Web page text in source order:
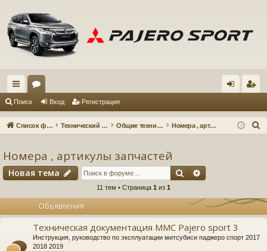
с
ы
и
ум д ис
Поиск Вход Регистрация
Список форумов Технический форум Общие технические вопросы Номера , артикулы запчастей
Номера , артикулы запчастей
Новая тема Поиск
11 тем • Страница 1 из 1
Объявления
Техническая документация MMC Pajero sport 3
Инструкция, руководство по эксплуатации митсубиси паджеро спорт 2017
2018 2019